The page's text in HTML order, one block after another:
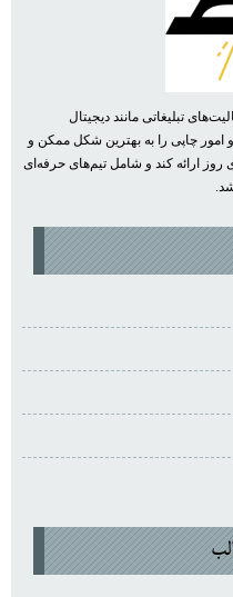
تبلیغاتی مانند دیجیتال
امور چاپی را به بهترین شکل ممکن و
روز ارائه کند و شامل تیم‌های حرفه‌ای